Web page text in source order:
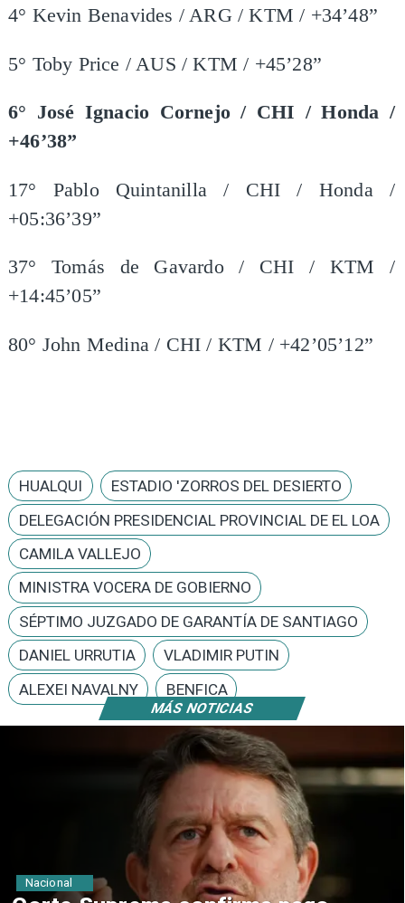
MÁS NOTICIAS
4° Kevin Benavides / ARG / KTM / +34’48”
5° Toby Price / AUS / KTM / +45’28”
6° José Ignacio Cornejo / CHI / Honda /
+46’38”
17° Pablo Quintanilla / CHI / Honda /
+05:36’39”
37° Tomás de Gavardo / CHI / KTM /
+14:45’05”
80° John Medina / CHI / KTM / +42’05’12”
HUALQUI
ESTADIO 'ZORROS DEL DESIERTO
DELEGACIÓN PRESIDENCIAL PROVINCIAL DE EL LOA
CAMILA VALLEJO
MINISTRA VOCERA DE GOBIERNO
SÉPTIMO JUZGADO DE GARANTÍA DE SANTIAGO
DANIEL URRUTIA
VLADIMIR PUTIN
ALEXEI NAVALNY
BENFICA
Nacional